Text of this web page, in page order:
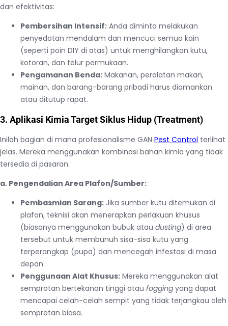
dan efektivitas:
Pembersihan Intensif: Anda diminta melakukan
penyedotan mendalam dan mencuci semua kain
(seperti poin DIY di atas) untuk menghilangkan kutu,
kotoran, dan telur permukaan.
Pengamanan Benda: Makanan, peralatan makan,
mainan, dan barang-barang pribadi harus diamankan
atau ditutup rapat.
3. Aplikasi Kimia Target Siklus Hidup (Treatment)
Inilah bagian di mana profesionalisme GAN Pest Control terlihat
jelas. Mereka menggunakan kombinasi bahan kimia yang tidak
tersedia di pasaran:
a. Pengendalian Area Plafon/Sumber:
Pembasmian Sarang: Jika sumber kutu ditemukan di
plafon, teknisi akan menerapkan perlakuan khusus
(biasanya menggunakan bubuk atau dusting) di area
tersebut untuk membunuh sisa-sisa kutu yang
terperangkap (pupa) dan mencegah infestasi di masa
depan.
Penggunaan Alat Khusus: Mereka menggunakan alat
semprotan bertekanan tinggi atau fogging yang dapat
mencapai celah-celah sempit yang tidak terjangkau oleh
semprotan biasa.